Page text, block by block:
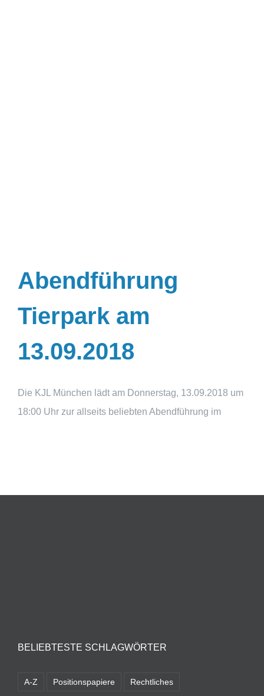
Abendführung
Tierpark am
13.09.2018
Die KJL München lädt am Donnerstag, 13.09.2018 um
18:00 Uhr zur allseits beliebten Abendführung im
BELIEBTESTE SCHLAGWÖRTER
A-Z Positionspapiere Rechtliches